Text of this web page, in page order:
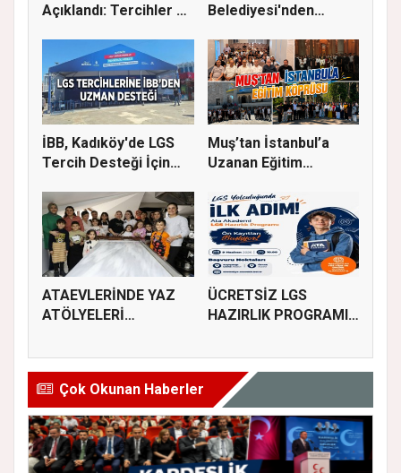
Açıklandı: Tercihler 29
Belediyesi'nden
İBB, Kadıköy'de LGS
Tercih Desteği İçin
Muş’tan İstanbul’a
Uzanan Eğitim
ATAEVLERİNDE YAZ
ATÖLYELERİ
ÜCRETSİZ LGS
HAZIRLIK PROGRAMI
Çok Okunan Haberler